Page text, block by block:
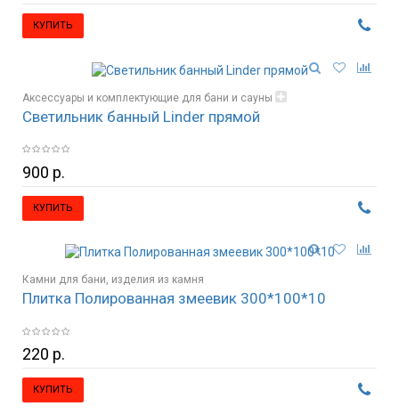
КУПИТЬ
Аксессуары и комплектующие для бани и сауны
Освещение, светильники
Светильник банный Linder прямой
900 р.
КУПИТЬ
Камни для бани, изделия из камня
Плитка Полированная змеевик 300*100*10
220 р.
КУПИТЬ